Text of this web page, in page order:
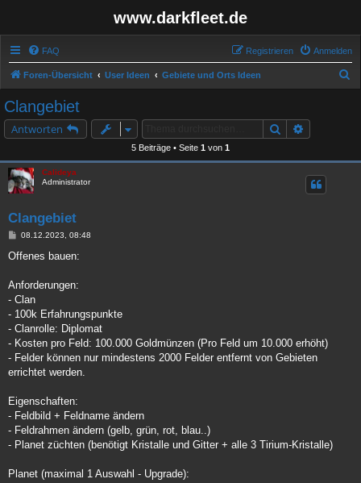
www.darkfleet.de
FAQ Anmelden
Registrieren
Foren-Übersicht User Ideen Gebiete und Orts Ideen
Clangebiet
Antworten Suche
5 Beiträge • Seite 1 von 1
Calideya
Administrator
Clangebiet
B
i
a
08.12.2023, 08:48
Offenes bauen:
Anforderungen:
- Clan
- 100k Erfahrungspunkte
- Clanrolle: Diplomat
- Kosten pro Feld: 100.000 Goldmünzen (Pro Feld um 10.000 erhöht)
- Felder können nur mindestens 2000 Felder entfernt von Gebieten
errichtet werden.
Eigenschaften:
- Feldbild + Feldname ändern
- Feldrahmen ändern (gelb, grün, rot, blau..)
- Planet züchten (benötigt Kristalle und Gitter + alle 3 Tirium-Kristalle)
Planet (maximal 1 Auswahl - Upgrade):